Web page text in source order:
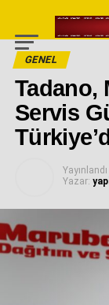
GENEL
Tadano,
Servis
Yayınlandı
Yazar: